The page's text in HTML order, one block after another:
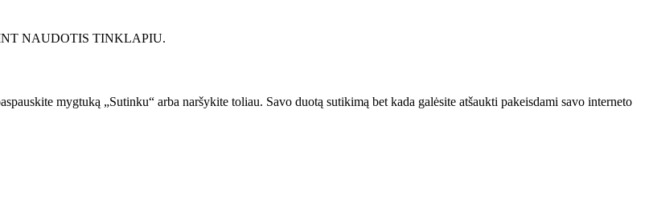
NAUDOTIS TINKLAPIU.
mygtuką „Sutinku“ arba naršykite toliau. Savo duotą sutikimą bet kada galėsite atšaukti pakeisdami savo interneto